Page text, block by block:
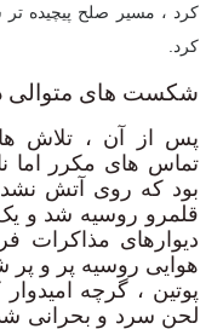
کرد ، مسیر صلح پیچیده
کرد.
شکست های متوالی
پس از آن ، تلاش
تماس های مکرر اما
بود که روی آتش
قلمرو روسیه شد و یک
دیوارهای مذاکرات
هوایی روسیه پر و پر
پوتین ، گرچه
لحن سرد و بحرانی